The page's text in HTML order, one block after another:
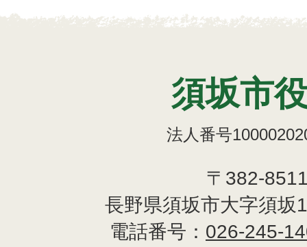
須坂市
法人番号
〒382-
長野県須坂市大字須坂
電話番号： 026-245-